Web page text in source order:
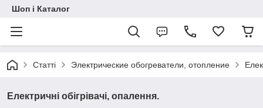
Шоп і Каталог
Статті Электрические обогреватели, отопление
Електричні обігрівачі, опалення.